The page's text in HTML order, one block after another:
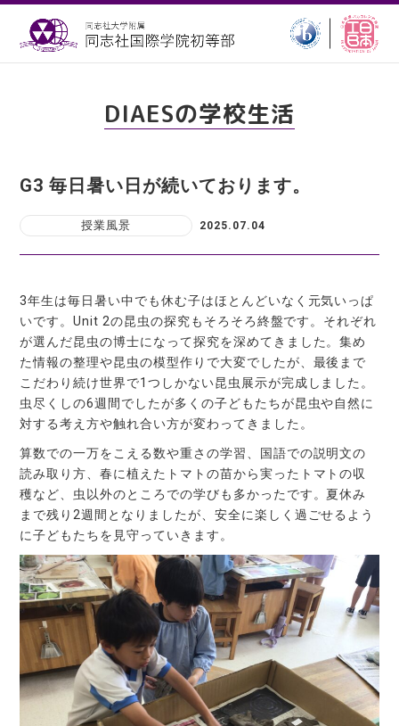
DIAESの学校生活
G3 毎日暑い日が続いております。
授業風景 2025.07.04
3年生は毎日暑い中でも休む子はほとんどいなく元気いっぱ
いです。Unit 2の昆虫の探究もそろそろ終盤です。それぞれ
が選んだ昆虫の博士になって探究を深めてきました。集め
た情報の整理や昆虫の模型作りで大変でしたが、最後まで
こだわり続け世界で1つしかない昆虫展示が完成しました。
虫尽くしの6週間でしたが多くの子どもたちが昆虫や自然に
対する考え方や触れ合い方が変わってきました。
算数での一万をこえる数や重さの学習、国語での説明文の
読み取り方、春に植えたトマトの苗から実ったトマトの収
穫など、虫以外のところでの学びも多かったです。夏休み
まで残り2週間となりましたが、安全に楽しく過ごせるよう
に子どもたちを見守っていきます。